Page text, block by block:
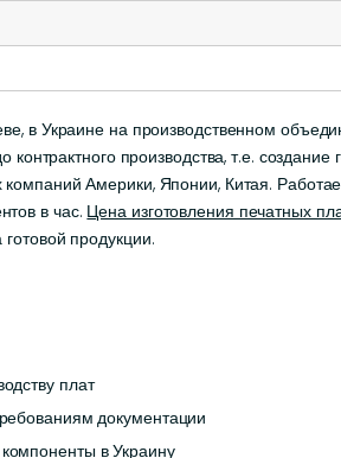
в Украине на производственном
контрактного производства, т.е.
Америки, Японии, Китая.
в час. Цена изготовления печатных
продукции.
плат
документации
в Украину